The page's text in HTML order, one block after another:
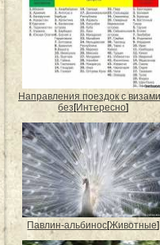
Направления поездок с
без [Интересно]
Павлин-альбинос[Животные]